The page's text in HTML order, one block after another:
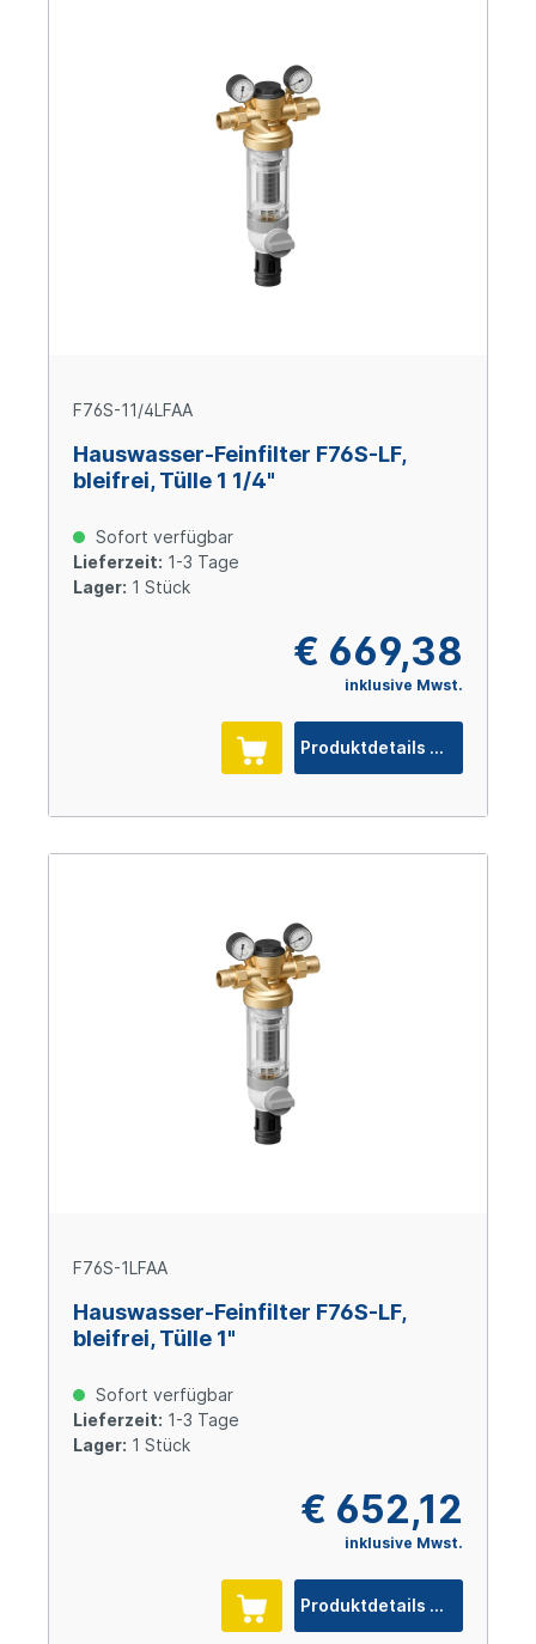
F76S-11/4LFAA
Hauswasser-Feinfilter F76S-LF,
bleifrei, Tülle 1 1/4"
Sofort verfügbar
Lieferzeit: 1-3 Tage
Lager: 1 Stück
€ 669,38
inklusive Mwst.
Produktdetails
F76S-1LFAA
Hauswasser-Feinfilter F76S-LF,
bleifrei, Tülle 1"
Sofort verfügbar
Lieferzeit: 1-3 Tage
Lager: 1 Stück
€ 652,12
inklusive Mwst.
Produktdetails